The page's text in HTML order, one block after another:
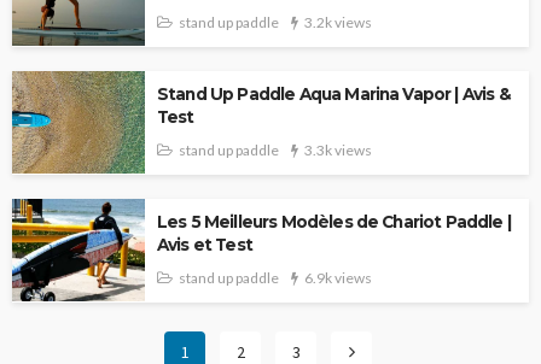
stand up paddle 3.2k views
Stand Up Paddle Aqua Marina Vapor | Avis &
Test
stand up paddle 3.3k views
Les 5 Meilleurs Modèles de Chariot Paddle |
Avis et Test
stand up paddle 6.9k views
1 2 3